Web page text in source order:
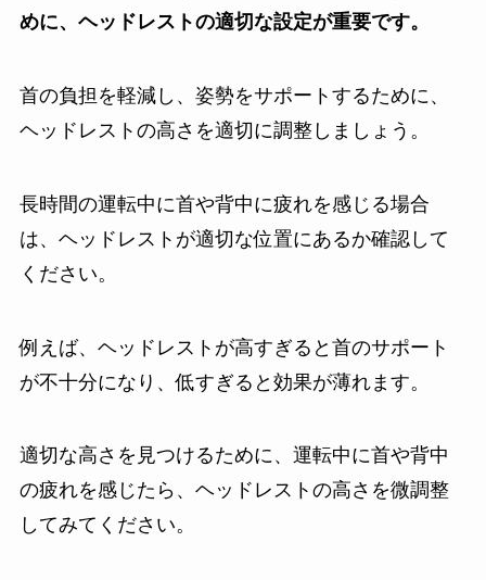
めに、ヘッドレストの適切な設定が重要です。
首の負担を軽減し、姿勢をサポートするために、
ヘッドレストの高さを適切に調整しましょう。
長時間の運転中に首や背中に疲れを感じる場合
は、ヘッドレストが適切な位置にあるか確認して
ください。
例えば、ヘッドレストが高すぎると首のサポート
が不十分になり、低すぎると効果が薄れます。
適切な高さを見つけるために、運転中に首や背中
の疲れを感じたら、ヘッドレストの高さを微調整
してみてください。